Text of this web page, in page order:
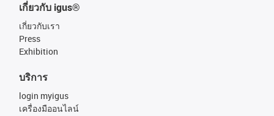
เกี่ยวกับ igus®
เกี่ยวกับเรา
Press
Exhibition
บริการ
login myigus
เครื่องมืออนไลน์